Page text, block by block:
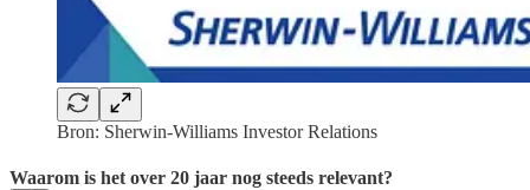
Bron: Sherwin-Williams Investor Relations
Waarom is het over 20 jaar nog steeds relevant?